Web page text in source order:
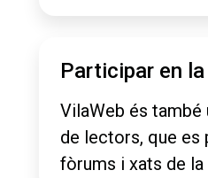
Participar en
VilaWeb és també
de lectors, que es
fòrums i xats de la